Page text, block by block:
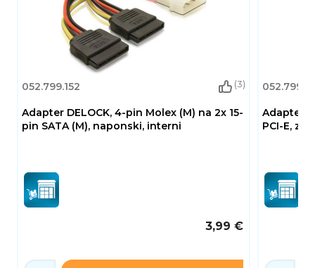
052.799.152 (3)
Adapter DELOCK, 4-pin Molex (M) na 2x 15-
pin SATA (M), naponski, interni
3,99 €
Adapter
PCI-E, za